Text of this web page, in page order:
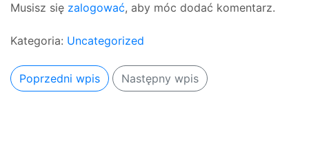
Musisz się zalogować, aby móc dodać komentarz.
Kategoria: Uncategorized
Poprzedni wpis Następny wpis